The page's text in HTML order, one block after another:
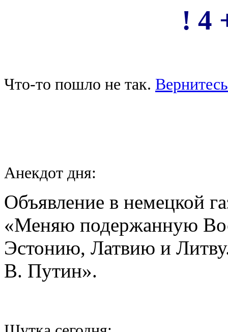
! 4
Что-то пошло не так.
Анекдот дня:
Объявление в немецкой
«Меняю подержанную
Эстонию, Латвию и
В. Путин».